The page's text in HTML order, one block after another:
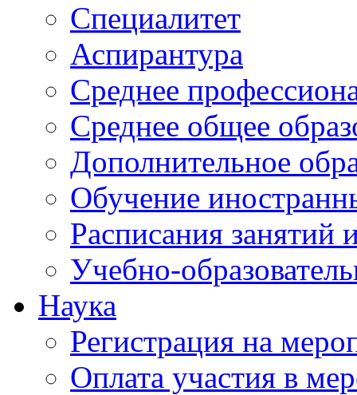
Специалитет
Аспирантура
Среднее
Среднее общее
Дополнительное
Обучение
Расписания занятий
Учебно-
Наука
Регистрация на
Оплата участия в